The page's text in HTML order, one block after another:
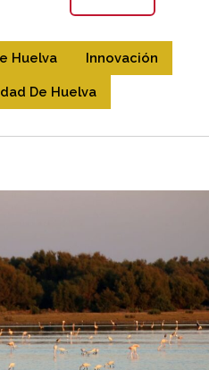
Huelva Innovación
De Huelva